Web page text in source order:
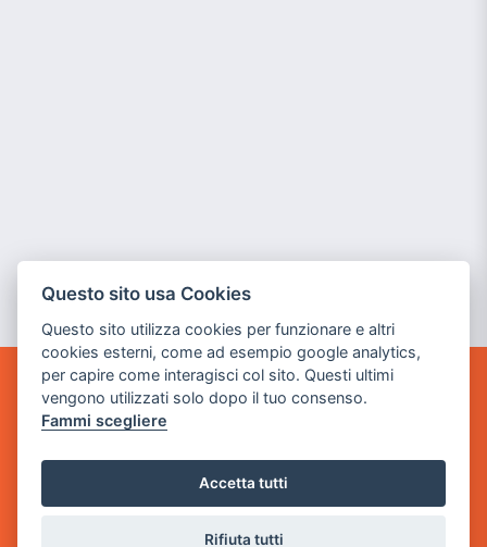
GAME WARP
BY POWER GAME SRL
Sede Legale
via Villaggio dei Platani, 3
- 25014 Castenedolo, Brescia
Questo sito usa Cookies
Questo sito utilizza cookies per funzionare e altri
cookies esterni, come ad esempio google analytics,
per capire come interagisci col sito. Questi ultimi
vengono utilizzati solo dopo il tuo consenso.
Fammi scegliere
Accetta tutti
Rifiuta tutti